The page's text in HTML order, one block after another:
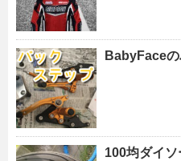
BabyFace
100均ダイ